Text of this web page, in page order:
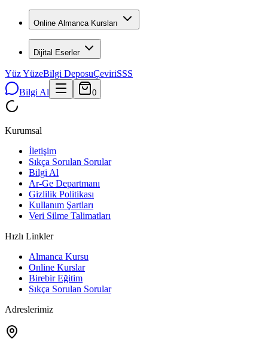
Online Almanca Kursları
Dijital Eserler
Yüz YüzeBilgi DeposuÇeviriSSS
Bilgi Al
0
Kurumsal
İletişim
Sıkça Sorulan Sorular
Bilgi Al
Ar-Ge Departmanı
Gizlilik Politikası
Kullanım Şartları
Veri Silme Talimatları
Hızlı Linkler
Almanca Kursu
Online Kurslar
Birebir Eğitim
Sıkça Sorulan Sorular
Adreslerimiz